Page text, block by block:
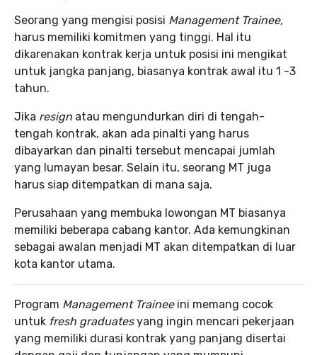
Seorang yang mengisi posisi Management Trainee,
harus memiliki komitmen yang tinggi. Hal itu
dikarenakan kontrak kerja untuk posisi ini mengikat
untuk jangka panjang, biasanya kontrak awal itu 1 -3
tahun.
Jika resign atau mengundurkan diri di tengah-
tengah kontrak, akan ada pinalti yang harus
dibayarkan dan pinalti tersebut mencapai jumlah
yang lumayan besar. Selain itu, seorang MT juga
harus siap ditempatkan di mana saja.
Perusahaan yang membuka lowongan MT biasanya
memiliki beberapa cabang kantor. Ada kemungkinan
sebagai awalan menjadi MT akan ditempatkan di luar
kota kantor utama.
Program Management Traineeini memang cocok
untuk fresh graduatesyang ingin mencari pekerjaan
yang memiliki durasi kontrak yang panjang disertai